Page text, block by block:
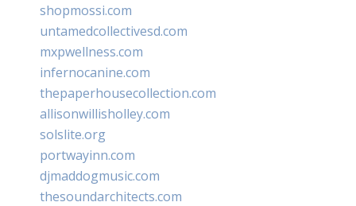
shopmossi.com
untamedcollectivesd.com
mxpwellness.com
infernocanine.com
thepaperhousecollection.com
allisonwillisholley.com
solslite.org
portwayinn.com
djmaddogmusic.com
thesoundarchitects.com